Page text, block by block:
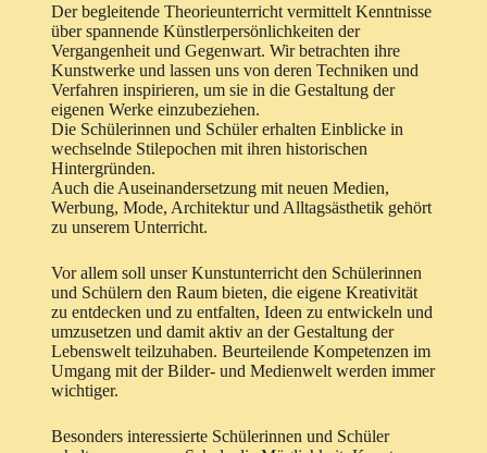
Der begleitende Theorieunterricht vermittelt Kenntnisse
über spannende Künstlerpersönlichkeiten der
Vergangenheit und Gegenwart. Wir betrachten ihre
Kunstwerke und lassen uns von deren Techniken und
Verfahren inspirieren, um sie in die Gestaltung der
eigenen Werke einzubeziehen.
Die Schülerinnen und Schüler erhalten Einblicke in
wechselnde Stilepochen mit ihren historischen
Hintergründen.
Auch die Auseinandersetzung mit neuen Medien,
Werbung, Mode, Architektur und Alltagsästhetik gehört
zu unserem Unterricht.
Vor allem soll unser Kunstunterricht den Schülerinnen
und Schülern den Raum bieten, die eigene Kreativität
zu entdecken und zu entfalten, Ideen zu entwickeln und
umzusetzen und damit aktiv an der Gestaltung der
Lebenswelt teilzuhaben. Beurteilende Kompetenzen im
Umgang mit der Bilder- und Medienwelt werden immer
wichtiger.
Besonders interessierte Schülerinnen und Schüler